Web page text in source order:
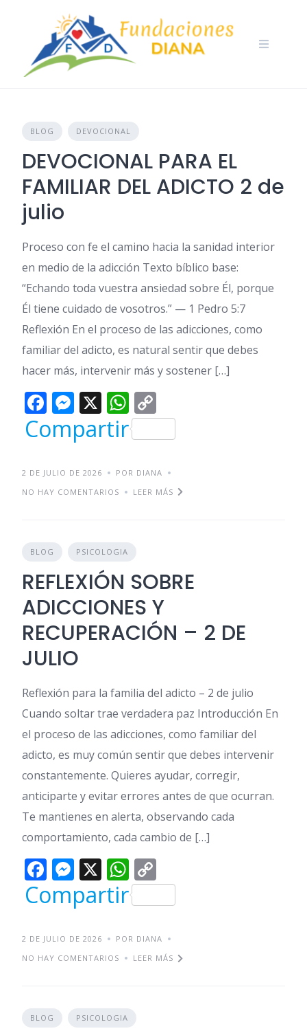
BLOG DEVOCIONAL
DEVOCIONAL PARA EL
FAMILIAR DEL ADICTO 2 de
julio
Proceso con fe el camino hacia la sanidad interior
en medio de la adicción Texto bíblico base:
“Echando toda vuestra ansiedad sobre Él, porque
Él tiene cuidado de vosotros.” — 1 Pedro 5:7
Reflexión En el proceso de las adicciones, como
familiar del adicto, es natural sentir que debes
hacer más, intervenir más y sostener […]
Facebook
Messenger
X WhatsApp
Link
Compartir
2 DE JULIO DE 2026
POR DIANA
NO HAY COMENTARIOS
LEER MÁS
BLOG PSICOLOGIA
REFLEXIÓN SOBRE
ADICCIONES Y
RECUPERACIÓN – 2 DE
JULIO
Reflexión para la familia del adicto – 2 de julio
Cuando soltar trae verdadera paz Introducción En
el proceso de las adicciones, como familiar del
adicto, es muy común sentir que debes intervenir
constantemente. Quieres ayudar, corregir,
anticiparte y evitar errores antes de que ocurran.
Te mantienes en alerta, observando cada
comportamiento, cada cambio de […]
Facebook
Messenger
X WhatsApp
Link
Compartir
2 DE JULIO DE 2026
POR DIANA
NO HAY COMENTARIOS
LEER MÁS
BLOG PSICOLOGIA